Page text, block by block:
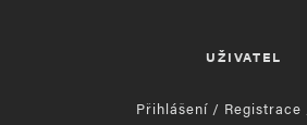
UŽIVATEL
Přihlášení / Registrace